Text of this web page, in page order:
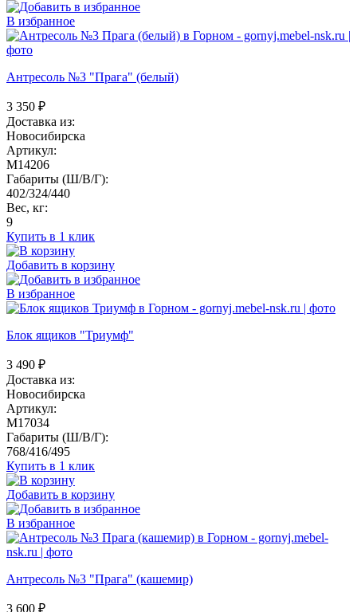
В избранное
Антресоль №3 "Прага" (белый)
3 350 ₽
Доставка из:
Новосибирска
Артикул:
M14206
Габариты (Ш/В/Г):
402/324/440
Вес, кг:
9
Купить в 1 клик
Добавить в корзину
В избранное
Блок ящиков "Триумф"
3 490 ₽
Доставка из:
Новосибирска
Артикул:
M17034
Габариты (Ш/В/Г):
768/416/495
Купить в 1 клик
Добавить в корзину
В избранное
Антресоль №3 "Прага" (кашемир)
3 600 ₽